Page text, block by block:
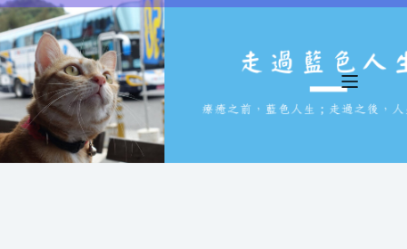
跳
至
主
要
內
容